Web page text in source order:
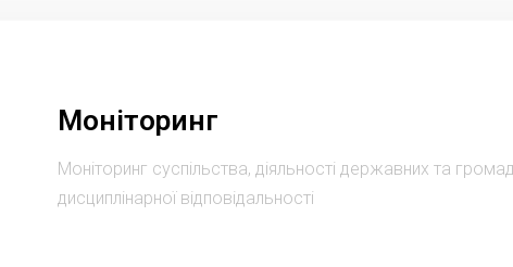
Моніторинг
Моніторинг суспільства, діяльності державних та
дисциплінарної відповідальності